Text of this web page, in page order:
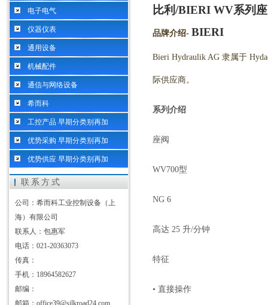
电子电气
仪器仪表
通用设备
机械配件
通信与网络设备
希而科
工控产品 早期分类别再加
优势采购 早期分类别再加
优势供应 早期分类别再加
联系方式
公司：希而科工业控制设备（上
海）有限公司
联系人：包惠军
电话：021-20363073
传真：
手机：18964582627
邮编：
邮箱：office39@silkroad24.com
比利/BIERI WV系列
品牌介绍- BIERI
Bieri Hydraulik AG 隶属于
际供应商。
系列介绍
座阀
WV700型
NG 6
高达 25 升/分钟
特征
• 直接操作